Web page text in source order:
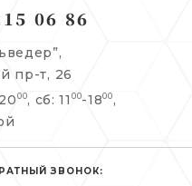
e.ru
20:00
выходной
переулок, 3/10с7
45 43
e.ru
19:00
06 86
пр-т, 26
00, сб: 11 00-1800 ,
ЗВОНОК: